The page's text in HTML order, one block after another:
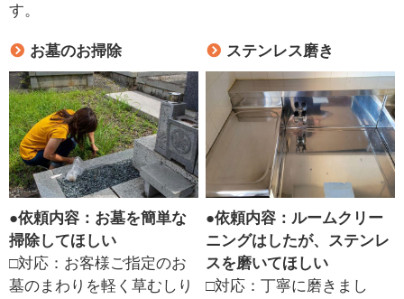
す。
お墓のお掃除
●依頼内容：お墓を簡単な
掃除してほしい
□対応：お客様ご指定のお
墓のまわりを軽く草むしり
ステンレス磨き
●依頼内容：ルームクリー
ニングはしたが、ステンレ
スを磨いてほしい
□対応：丁寧に磨きまし